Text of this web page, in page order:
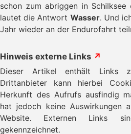
schon zum abriggen in Schilksee
lautet die Antwort Wasser. Und
Jahr wieder an der Endurofahrt
Hinweis externe Links ↗
Dieser Artikel enthält Links
Drittanbieter kann hierbei
Herkunft des Aufrufs ausfindig
hat jedoch keine Auswirkungen
Website. Externen Links
gekennzeichnet.